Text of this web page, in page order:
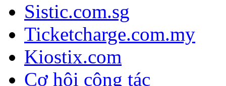
Sistic.com.sg
Ticketcharge.com.my
Kiostix.com
Cơ hội cộng tác